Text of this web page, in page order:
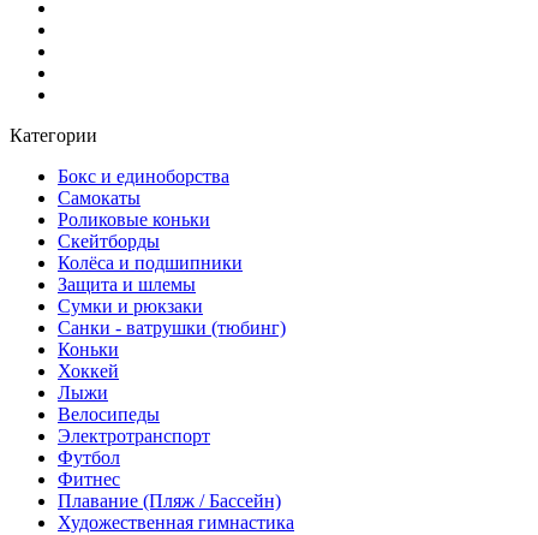
Категории
Бокс и единоборства
Самокаты
Роликовые коньки
Скейтборды
Колёса и подшипники
Защита и шлемы
Сумки и рюкзаки
Санки - ватрушки (тюбинг)
Коньки
Хоккей
Лыжи
Велосипеды
Электротранспорт
Футбол
Фитнес
Плавание (Пляж / Бассейн)
Художественная гимнастика